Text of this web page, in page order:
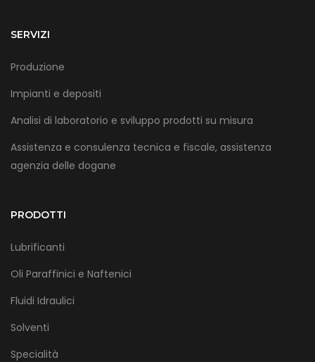
SERVIZI
Produzione
Impianti e depositi
Analisi di laboratorio e sviluppo prodotti su misura
Assistenza e consulenza tecnica e fiscale, assistenza
agenzia delle dogane
PRODOTTI
Lubrificanti
Oli Paraffinici e Naftenici
Fluidi Idraulici
Solventi
Specialità